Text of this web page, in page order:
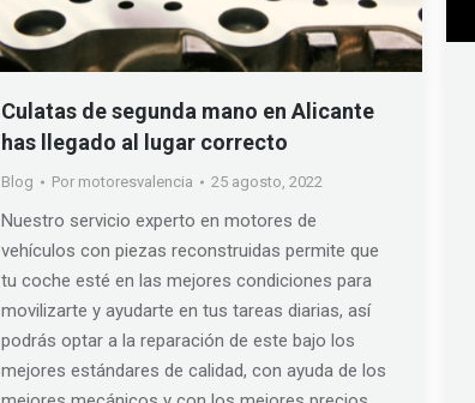
Culatas de segunda mano en Alicante
has llegado al lugar correcto
Blog Por motoresvalencia 25 agosto, 2022
Nuestro servicio experto en motores de
vehículos con piezas reconstruidas permite que
tu coche esté en las mejores condiciones para
movilizarte y ayudarte en tus tareas diarias, así
podrás optar a la reparación de este bajo los
mejores estándares de calidad, con ayuda de los